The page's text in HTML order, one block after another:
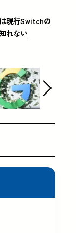
現行Switchの
れない